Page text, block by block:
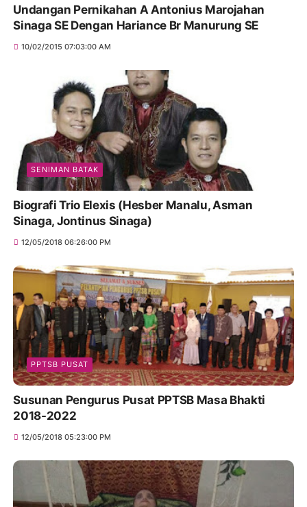
Undangan Pernikahan A Antonius Marojahan
Sinaga SE Dengan Hariance Br Manurung SE
10/02/2015 07:03:00 AM
SENIMAN BATAK
Biografi Trio Elexis (Hesber Manalu, Asman
Sinaga, Jontinus Sinaga)
12/05/2018 06:26:00 PM
PPTSB PUSAT
Susunan Pengurus Pusat PPTSB Masa Bhakti
2018-2022
12/05/2018 05:23:00 PM